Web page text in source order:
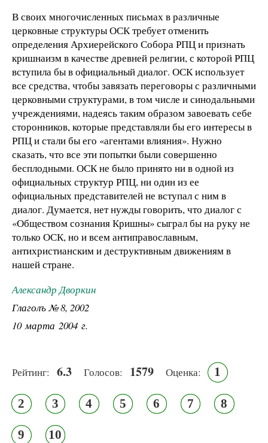
В своих многочисленных письмах в различные
церковные структуры ОСК требует отменить
определения Архиерейского Собора РПЦ и признать
кришнаизм в качестве древней религии, с которой РПЦ
вступила бы в официальный диалог. ОСК использует
все средства, чтобы завязать переговоры с различными
церковными структурами, в том числе и синодальными
учреждениями, надеясь таким образом завоевать себе
сторонников, которые представляли бы его интересы в
РПЦ и стали бы его «агентами влияния». Нужно
сказать, что все эти попытки были совершенно
бесплодными. ОСК не было принято ни в одной из
официальных структур РПЦ, ни один из ее
официальных представителей не вступал с ним в
диалог. Думается, нет нужды говорить, что диалог с
«Обществом сознания Кришны» сыграл бы на руку не
только ОСК, но и всем антиправославным,
антихристианским и деструктивным движениям в
нашей стране.
Александр Дворкин
Глаголъ № 8, 2002
10 марта 2004 г.
Рейтинг: 6.3 Голосов: 1579 Оценка: 1
2 3 4 5 6 7 8
9 10